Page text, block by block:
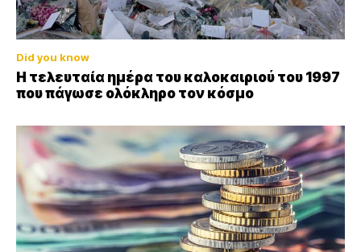
Did you know
Η τελευταία ημέρα του καλοκαιριού του 1997
που πάγωσε ολόκληρο τον κόσμο